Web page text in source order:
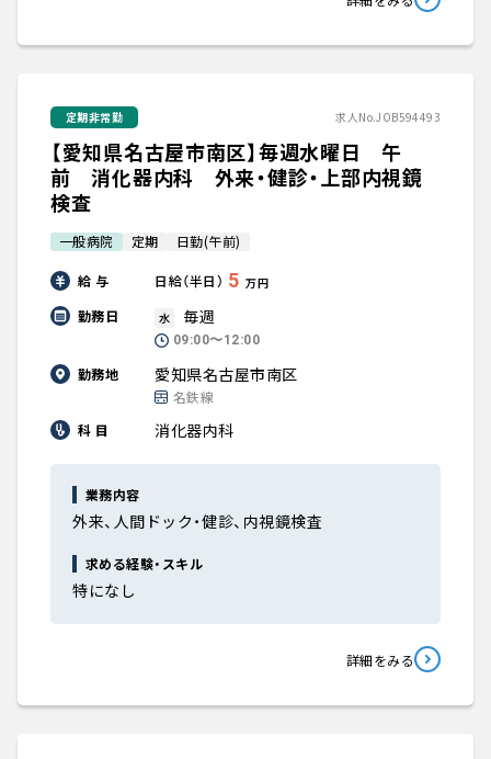
定期非常勤 求人No.JOB594493
【愛知県名古屋市南区】毎週水曜日 午
前 消化器内科 外来・健診・上部内視鏡
検査
一般病院 定期 日勤(午前)
給 与 日給（半日） 5 万円
勤務日 水 毎週
09:00〜12:00
勤務地 愛知県名古屋市南区
名鉄線
科 目
消化器内科
業務内容
外来、人間ドック・健診、内視鏡検査
求める経験・スキル
特になし
詳細をみる